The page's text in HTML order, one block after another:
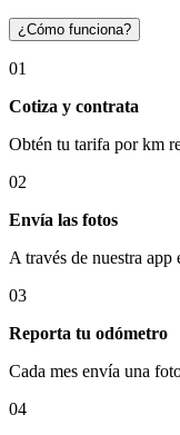
¿Cómo funciona?
01
Cotiza y contrata
Obtén tu tarifa por km
02
Envía las fotos
A través de nuestra
03
Reporta tu odómetro
Cada mes envía una
04